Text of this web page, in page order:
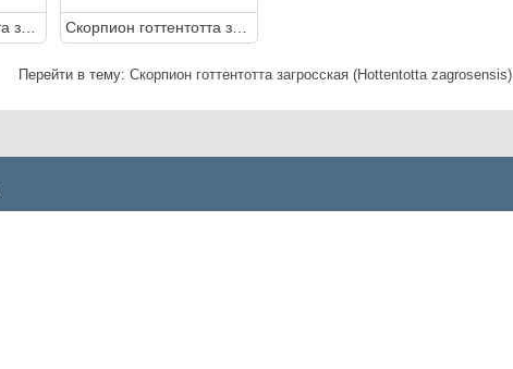
Перейти в тему: Скорпион готтентотта загросская (Hottentotta zagrosensis)